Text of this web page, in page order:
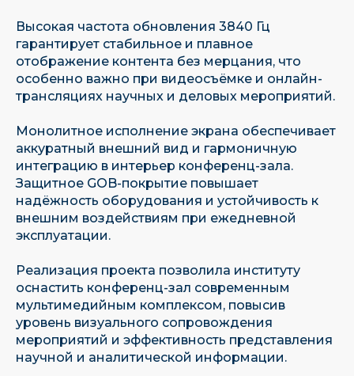
Высокая частота обновления 3840 Гц
гарантирует стабильное и плавное
отображение контента без мерцания, что
особенно важно при видеосъёмке и онлайн-
трансляциях научных и деловых мероприятий.
Монолитное исполнение экрана обеспечивает
аккуратный внешний вид и гармоничную
интеграцию в интерьер конференц-зала.
Защитное GOB-покрытие повышает
надёжность оборудования и устойчивость к
внешним воздействиям при ежедневной
эксплуатации.
Реализация проекта позволила институту
оснастить конференц-зал современным
мультимедийным комплексом, повысив
уровень визуального сопровождения
мероприятий и эффективность представления
научной и аналитической информации.
Имеем собственную научно-
исследовательскую базу